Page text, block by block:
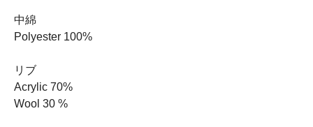
中綿
Polyester 100%
リブ
Acrylic 70%
Wool 30 %